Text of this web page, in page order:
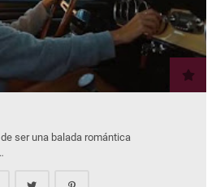
ser una balada romántica